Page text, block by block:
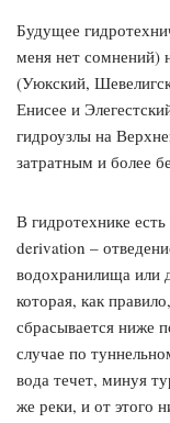
Будущее
меня нет сомнений)
(Уюкский,
Енисее и
гидроузлы на
затратным и более
В гидротехнике
derivation –
водохранилища или
которая, как
сбрасывается ниже
случае по
вода течет, минуя
же реки, и от этого